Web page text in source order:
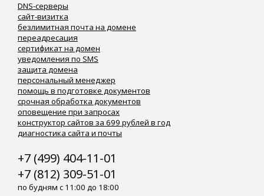
DNS-серверы
сайт-визитка
безлимитная почта на домене
переадресация
сертификат на домен
уведомления по SMS
защита домена
персональный менеджер
помощь в подготовке документов
срочная обработка документов
оповещение при запросах
конструктор сайтов за 699 рублей в год
диагностика сайта и почты
+7 (499) 404-11-01
+7 (812) 309-51-01
по будням с 11:00 до 18:00